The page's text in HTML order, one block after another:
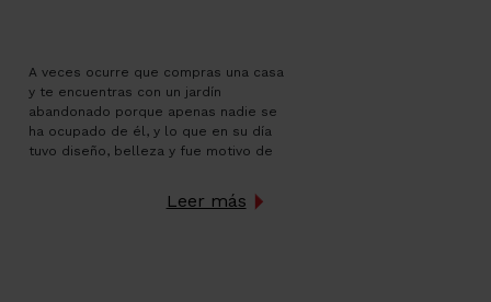
A veces ocurre que compras una casa
y te encuentras con un jardín
abandonado porque apenas nadie se
ha ocupado de él, y lo que en su día
tuvo diseño, belleza y fue motivo de
pongámonos manos a la obra para
volver a conseguir ese espacio verde
Leer más